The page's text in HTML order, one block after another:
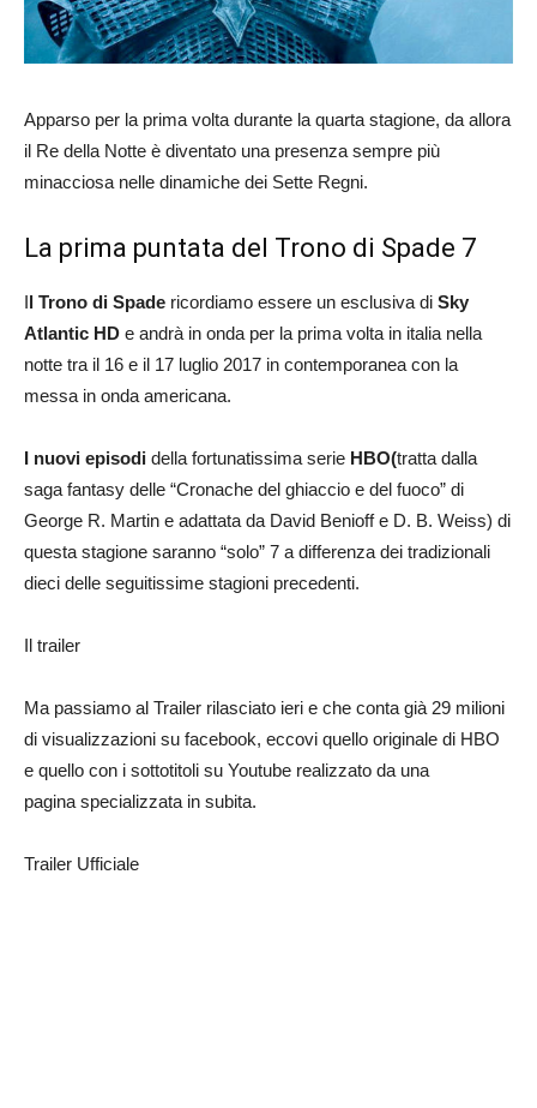
Apparso per la prima volta durante la quarta stagione, da allora
il Re della Notte è diventato una presenza sempre più
minacciosa nelle dinamiche dei Sette Regni.
La prima puntata del Trono di Spade 7
Il Trono di Spade ricordiamo essere un esclusiva di Sky
Atlantic HD e andrà in onda per la prima volta in italia nella
notte tra il 16 e il 17 luglio 2017 in contemporanea con la
messa in onda americana.
I nuovi episodi della fortunatissima serie HBO(tratta dalla
saga fantasy delle “Cronache del ghiaccio e del fuoco” di
George R. Martin e adattata da David Benioff e D. B. Weiss) di
questa stagione saranno “solo” 7 a differenza dei tradizionali
dieci delle seguitissime stagioni precedenti.
Il trailer
Ma passiamo al Trailer rilasciato ieri e che conta già 29 milioni
di visualizzazioni su facebook, eccovi quello originale di HBO
e quello con i sottotitoli su Youtube realizzato da una
pagina specializzata in subita.
Trailer Ufficiale